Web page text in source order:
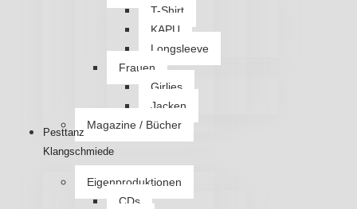
T-Shirt
KAPU
Longsleeve
Frauen
Girlies
Jacken
Magazine / Bücher
Pesttanz
Klangschmiede
Eigenproduktionen
CDs